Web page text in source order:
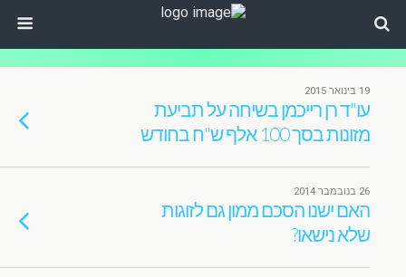
19 בינואר 2015
עו"ד רן רייכמן בשיחה על תביעת
מזונות בסך 100 אלף ש"ח בחודש
26 בנובמבר 2014
האם ישנו הסכם ממון גם לזוגות
שלא נישאו?